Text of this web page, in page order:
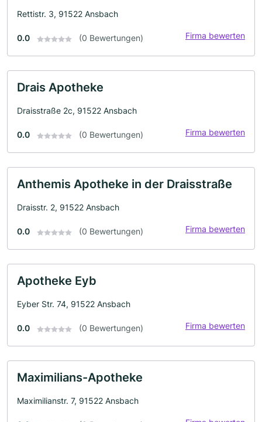
Rettistr. 3, 91522 Ansbach
0.0 (0 Bewertungen) Firma bewerten
Drais Apotheke
Draisstraße 2c, 91522 Ansbach
0.0 (0 Bewertungen) Firma bewerten
Anthemis Apotheke in der Draisstraße
Draisstr. 2, 91522 Ansbach
0.0 (0 Bewertungen) Firma bewerten
Apotheke Eyb
Eyber Str. 74, 91522 Ansbach
0.0 (0 Bewertungen) Firma bewerten
Maximilians-Apotheke
Maximilianstr. 7, 91522 Ansbach